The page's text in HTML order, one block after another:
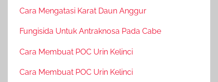
Cara Mengatasi Karat Daun Anggur
Fungisida Untuk Antraknosa Pada Cabe
Cara Membuat POC Urin Kelinci
Cara Membuat POC Urin Kelinci